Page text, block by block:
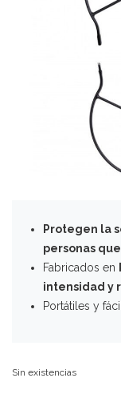
Protegen la
personas
Fabricados en
intensidad y
Portátiles y
Sin existencias